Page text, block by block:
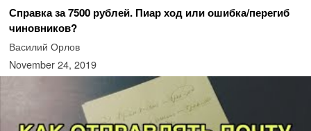
Справка за 7500 рублей. Пиар ход или ошибка/перегиб
чиновников?
Василий Орлов
November 24, 2019